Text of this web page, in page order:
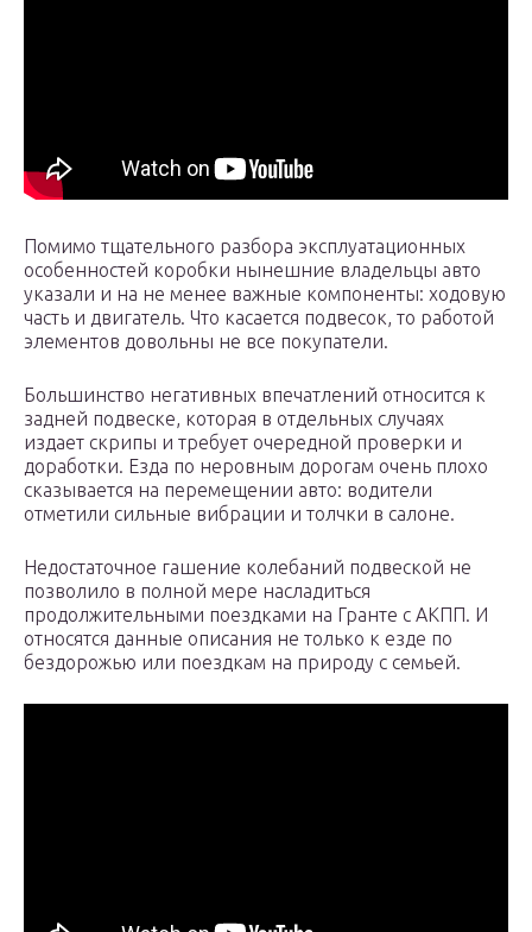
Помимо тщательного разбора эксплуатационных
особенностей коробки нынешние владельцы авто
указали и на не менее важные компоненты: ходовую
часть и двигатель. Что касается подвесок, то работой
элементов довольны не все покупатели.
Большинство негативных впечатлений относится к
задней подвеске, которая в отдельных случаях
издает скрипы и требует очередной проверки и
доработки. Езда по неровным дорогам очень плохо
сказывается на перемещении авто: водители
отметили сильные вибрации и толчки в салоне.
Недостаточное гашение колебаний подвеской не
позволило в полной мере насладиться
продолжительными поездками на Гранте с АКПП. И
относятся данные описания не только к езде по
бездорожью или поездкам на природу с семьей.